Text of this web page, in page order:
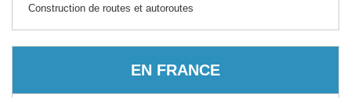
Construction de routes et autoroutes
EN FRANCE